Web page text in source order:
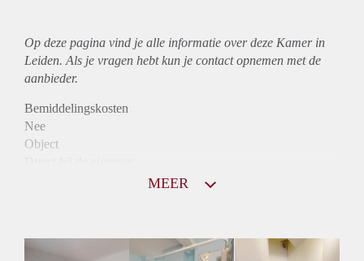
Op deze pagina vind je alle informatie over deze Kamer in
Leiden. Als je vragen hebt kun je contact opnemen met de
aanbieder.
Bemiddelingskosten
Nee
Object
MEER